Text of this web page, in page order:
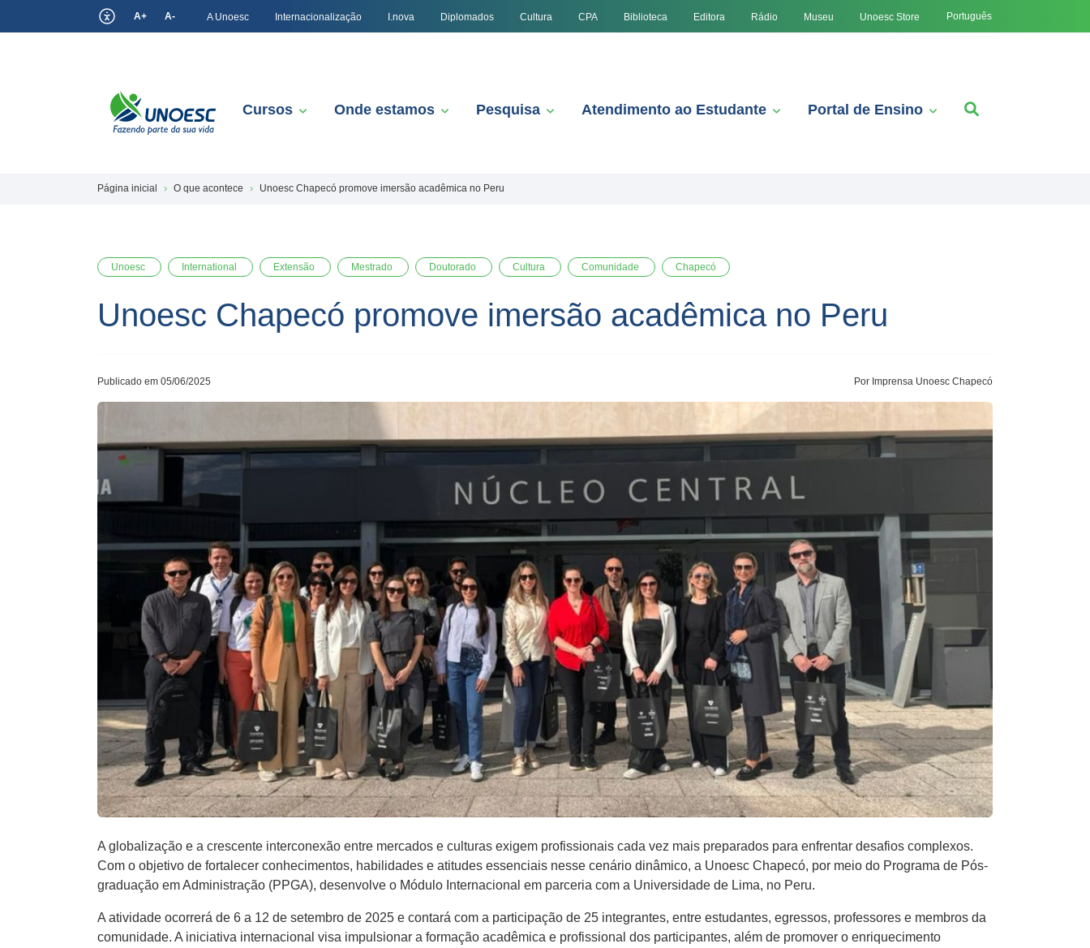
A+ A- A Unoesc Internacionalização I.nova Diplomados Cultura CPA Biblioteca Editora Rádio Museu Unoesc Store Português
Cursos Onde estamos Pesquisa Atendimento ao Estudante Portal de Ensino
Página inicial O que acontece Unoesc Chapecó promove imersão acadêmica no Peru
Unoesc International Extensão Mestrado Doutorado Cultura Comunidade Chapecó
Unoesc Chapecó promove imersão acadêmica no Peru
Publicado em 05/06/2025 Por Imprensa Unoesc Chapecó
A globalização e a crescente interconexão entre mercados e culturas exigem profissionais cada vez mais preparados para enfrentar desafios complexos.
Com o objetivo de fortalecer conhecimentos, habilidades e atitudes essenciais nesse cenário dinâmico, a Unoesc Chapecó, por meio do Programa de Pós-
graduação em Administração (PPGA), desenvolve o Módulo Internacional em parceria com a Universidade de Lima, no Peru.
A atividade ocorrerá de 6 a 12 de setembro de 2025 e contará com a participação de 25 integrantes, entre estudantes, egressos, professores e membros da
comunidade. A iniciativa internacional visa impulsionar a formação acadêmica e profissional dos participantes, além de promover o enriquecimento